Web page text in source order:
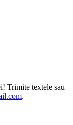
Trimite textele sau
.